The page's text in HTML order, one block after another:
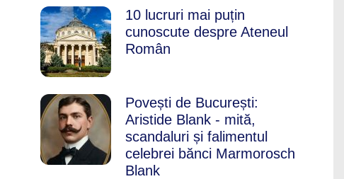
10 lucruri mai puțin
cunoscute despre Ateneul
Român
Povești de București:
Aristide Blank - mită,
scandaluri și falimentul
celebrei bănci Marmorosch
Blank